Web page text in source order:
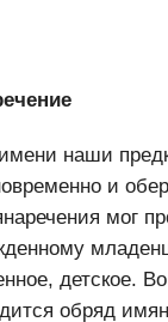
наши
и
мог
детское.